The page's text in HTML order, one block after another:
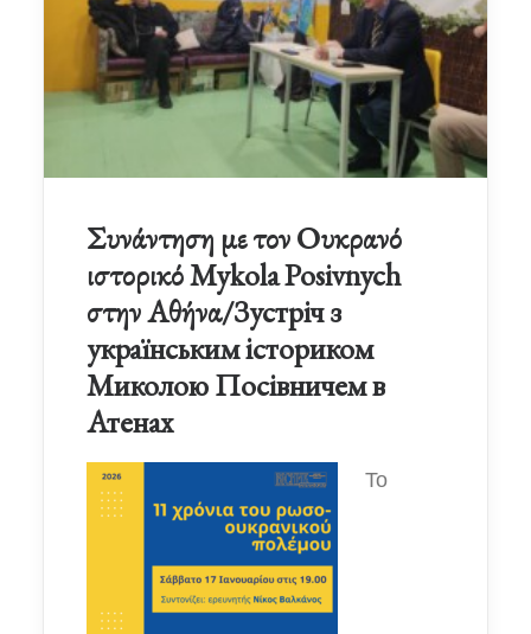
Συνάντηση με τον Ουκρανό
ιστορικό Mykola Posivnych
στην Αθήνα/Зустріч з
українським істориком
Миколою Посівничем в
Атенах
Το